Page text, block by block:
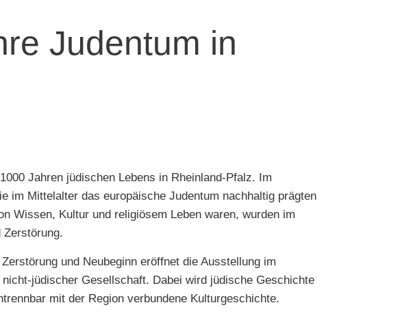
Judentum in
Jahren jüdischen Lebens in Rheinland-Pfalz. Im
im Mittelalter das europäische Judentum nachhaltig prägten
Wissen, Kultur und religiösem Leben waren, wurden im
Zerstörung.
und Neubeginn eröffnet die Ausstellung im
jüdischer Gesellschaft. Dabei wird jüdische Geschichte
mit der Region verbundene Kulturgeschichte.